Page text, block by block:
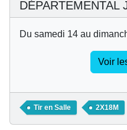
DÉPARTEMENTAL
Du samedi 14 au
Voir
Tir en Salle 2X18M